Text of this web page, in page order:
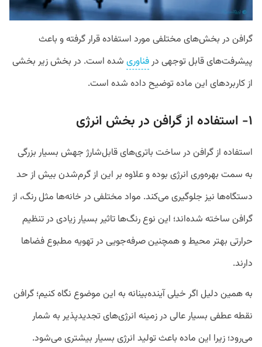
گرافن در بخش‌های مختلفی مورد استفاده قرار گرفته و باعث
پیشرفت‌های قابل توجهی درفناوری شده است. در بخش زیر بخشی
از کاربردهای این ماده توضیح داده شده است.
۱- استفاده از گرافن در بخش انرژی
استفاده از گرافن در ساخت باتری‌های قابل‌شارژ جهش بسیار بزرگی
به سمت بهره‌وری انرژی بوده و علاوه بر این از گرم‌شدن بیش از حد
دستگاه‌ها نیز جلوگیری می‌کند. مواد مختلفی در خانه‌ها مثل رنگ، از
گرافن ساخته شده‌اند؛ این نوع رنگ‌ها تاثیر بسیار زیادی در تنظیم
حرارتی بهتر محیط و همچنین صرفه‌جویی در تهویه مطبوع فضاها
دارند.
به همین دلیل اگر خیلی آینده‌بینانه به این موضوع نگاه کنیم؛ گرافن
نقطه عطفی بسیار عالی در زمینه انرژی‌های تجدیدپذیر به شمار
می‌رود؛ زیرا این ماده باعث تولید انرژی بسیار بیشتری می‌شود.